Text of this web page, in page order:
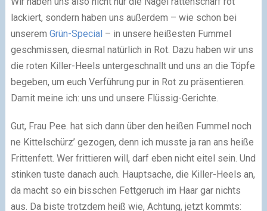
lackiert, sondern haben uns außerdem – wie schon bei
unserem Grün-Special – in unsere heißesten Fummel
geschmissen, diesmal natürlich in Rot. Dazu haben wir uns
die roten Killer-Heels untergeschnallt und uns an die Töpfe
begeben, um euch Verführung pur in Rot zu präsentieren.
Damit meine ich: uns und unsere Flüssig-Gerichte.
Gut, Frau Pee. hat sich dann über den heißen Fummel noch
ne Kittelschürz’ gezogen, denn ich musste ja ran ans heiße
Frittenfett. Wer frittieren will, darf eben nicht eitel sein. Und
stinken tuste danach auch. Hauptsache, die Killer-Heels an,
da macht so ein bisschen Fettgeruch im Haar gar nichts
aus. Da biste trotzdem heiß wie, Achtung, jetzt kommts: